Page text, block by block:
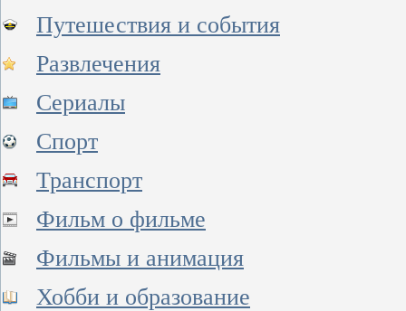
Путешествия и события
Развлечения
Сериалы
Спорт
Транспорт
Фильм о фильме
Фильмы и анимация
Хобби и образование